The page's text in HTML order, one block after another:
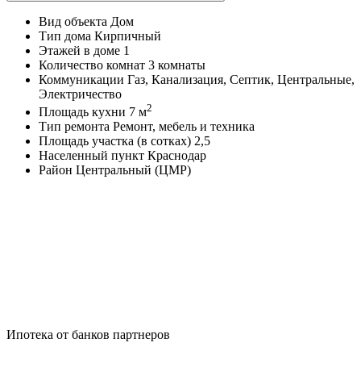
Вид объекта Дом
Тип дома Кирпичный
Этажей в доме 1
Количество комнат 3 комнаты
Коммуникации Газ, Канализация, Септик, Центральные,
Электричество
Площадь кухни 7 м2
Тип ремонта Ремонт, мебель и техника
Площадь участка (в сотках) 2,5
Населенный пункт Краснодар
Район Центральный (ЦМР)
Ипотека от банков партнеров